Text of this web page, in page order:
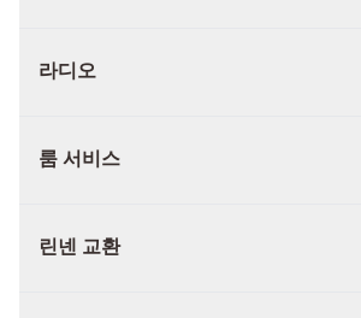
라디오
룸 서비스
린넨 교환